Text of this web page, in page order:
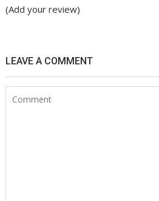
(Add your review)
LEAVE A COMMENT